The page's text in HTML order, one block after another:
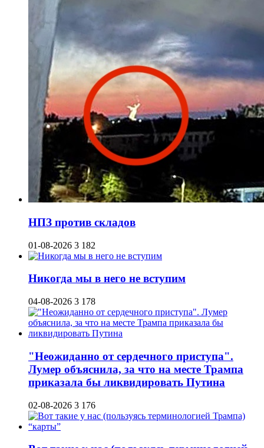
НПЗ против складов
01-08-2026 3 182
Никогда мы в него не вступим
04-08-2026 3 178
"Неожиданно от сердечного приступа".
Лумер объяснила, за что на месте Трампа
приказала бы ликвидировать Путина
02-08-2026 3 176